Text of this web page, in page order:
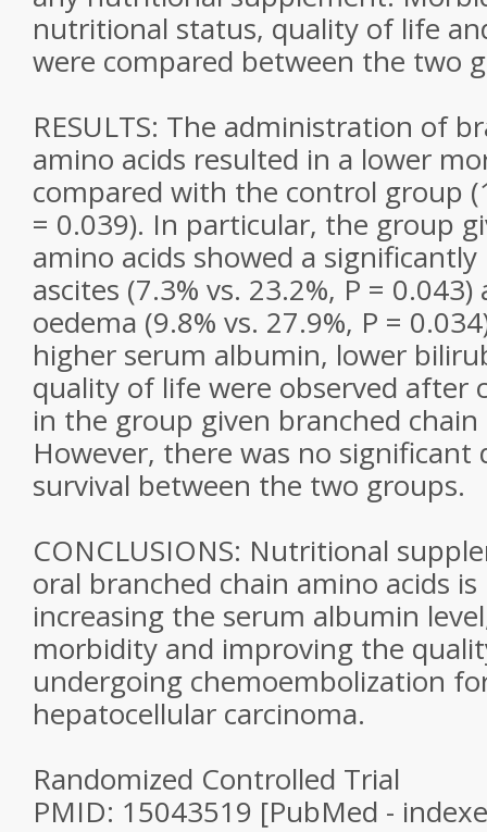
nutritional status, quality of life
were compared between the two
RESULTS: The administration of
amino acids resulted in a lower
compared with the control group
= 0.039). In particular, the group
amino acids showed a
ascites (7.3% vs. 23.2%, P =
oedema (9.8% vs. 27.9%, P =
higher serum albumin, lower
quality of life were observed after
in the group given branched chain
However, there was no significant
survival between the two groups.
CONCLUSIONS: Nutritional
oral branched chain amino acids
increasing the serum albumin
morbidity and improving the
undergoing chemoembolization
hepatocellular carcinoma.
Randomized Controlled Trial
PMID: 15043519 [PubMed -